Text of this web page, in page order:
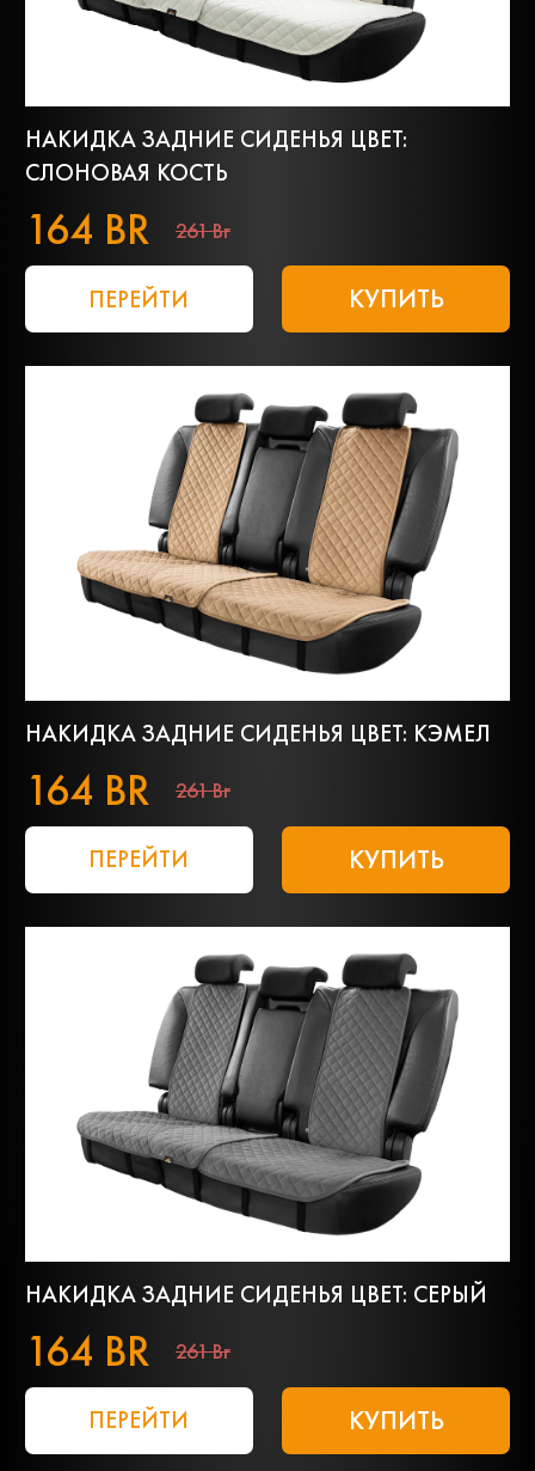
НАКИДКА ЗАДНИЕ СИДЕНЬЯ ЦВЕТ:
СЛОНОВАЯ КОСТЬ
164 BR 261 Br
ПЕРЕЙТИ КУПИТЬ
НАКИДКА ЗАДНИЕ СИДЕНЬЯ ЦВЕТ: КЭМЕЛ
164 BR 261 Br
ПЕРЕЙТИ КУПИТЬ
НАКИДКА ЗАДНИЕ СИДЕНЬЯ ЦВЕТ: СЕРЫЙ
164 BR 261 Br
ПЕРЕЙТИ КУПИТЬ